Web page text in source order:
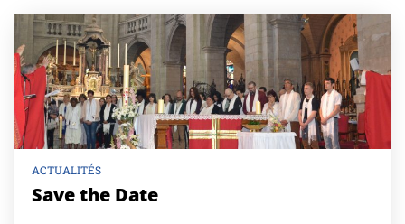
ACTUALITÉS
Save the Date